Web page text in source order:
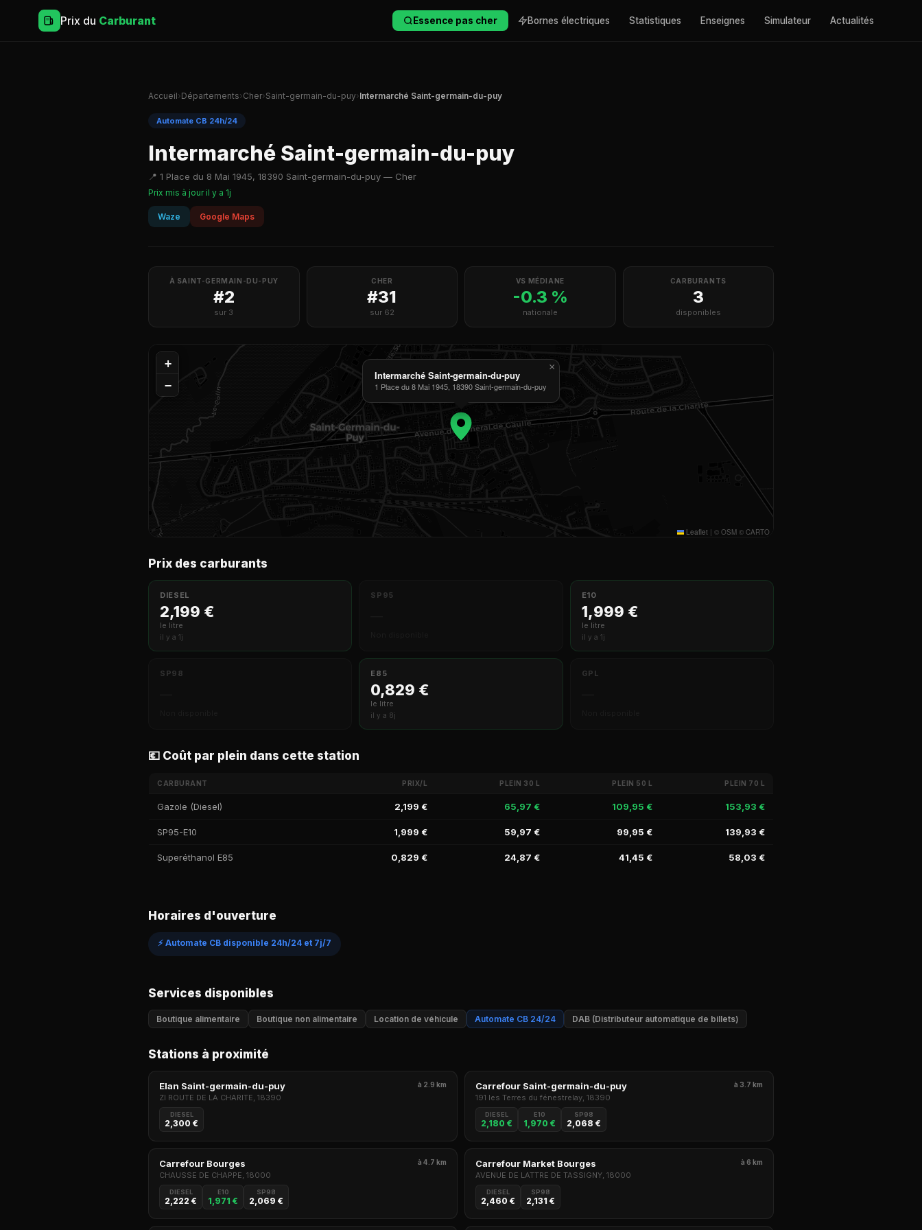
Prix du Carburant Essence pas cher Bornes électriques Statistiques Enseignes Simulateur Actualités
Accueil›Départements›Cher›Saint-germain-du-puy›Intermarché Saint-germain-du-puy
Automate CB 24h/24
Intermarché Saint-germain-du-puy
📍 1 Place du 8 Mai 1945, 18390 Saint-germain-du-puy — Cher
Prix mis à jour il y a 1j
Waze Google Maps
À SAINT-GERMAIN-DU-PUY
#2
sur 3
CHER
#31
sur 62
VS MÉDIANE
-0.3 %
nationale
CARBURANTS
3
disponibles
Intermarché Saint-germain-du-puy
1 Place du 8 Mai 1945, 18390 Saint-germain-du-puy
×
+
−
Leaflet | © OSM © CARTO
Prix des carburants
DIESEL
2,199 €
le litre
il y a 1j
SP95 E10
1,999 €
le litre
il y a 1j
SP98 E85
0,829 €
le litre
il y a 8j
GPL
💶 Coût par plein dans cette station
CARBURANT PRIX/L PLEIN 30 L PLEIN 50 L PLEIN 70 L
Gazole (Diesel) 2,199 € 65,97 € 109,95 € 153,93 €
SP95-E10 1,999 € 59,97 € 99,95 € 139,93 €
Superéthanol E85 0,829 € 24,87 € 41,45 € 58,03 €
Horaires d'ouverture
⚡ Automate CB disponible 24h/24 et 7j/7
Services disponibles
Boutique alimentaire Boutique non alimentaire Location de véhicule Automate CB 24/24 DAB (Distributeur automatique de billets)
Stations à proximité
Elan Saint-germain-du-puy à 2.9 km
ZI ROUTE DE LA CHARITE, 18390
DIESEL
2,300 €
Carrefour Saint-germain-du-puy à 3.7 km
191 les Terres du fénestrelay, 18390
DIESEL
2,180 €
E10
1,970 €
SP98
2,068 €
Carrefour Bourges à 4.7 km
CHAUSSE DE CHAPPE, 18000
DIESEL
2,222 €
E10
1,971 €
SP98
2,069 €
Carrefour Market Bourges à 6 km
AVENUE DE LATTRE DE TASSIGNY, 18000
DIESEL
2,460 €
SP98
2,131 €